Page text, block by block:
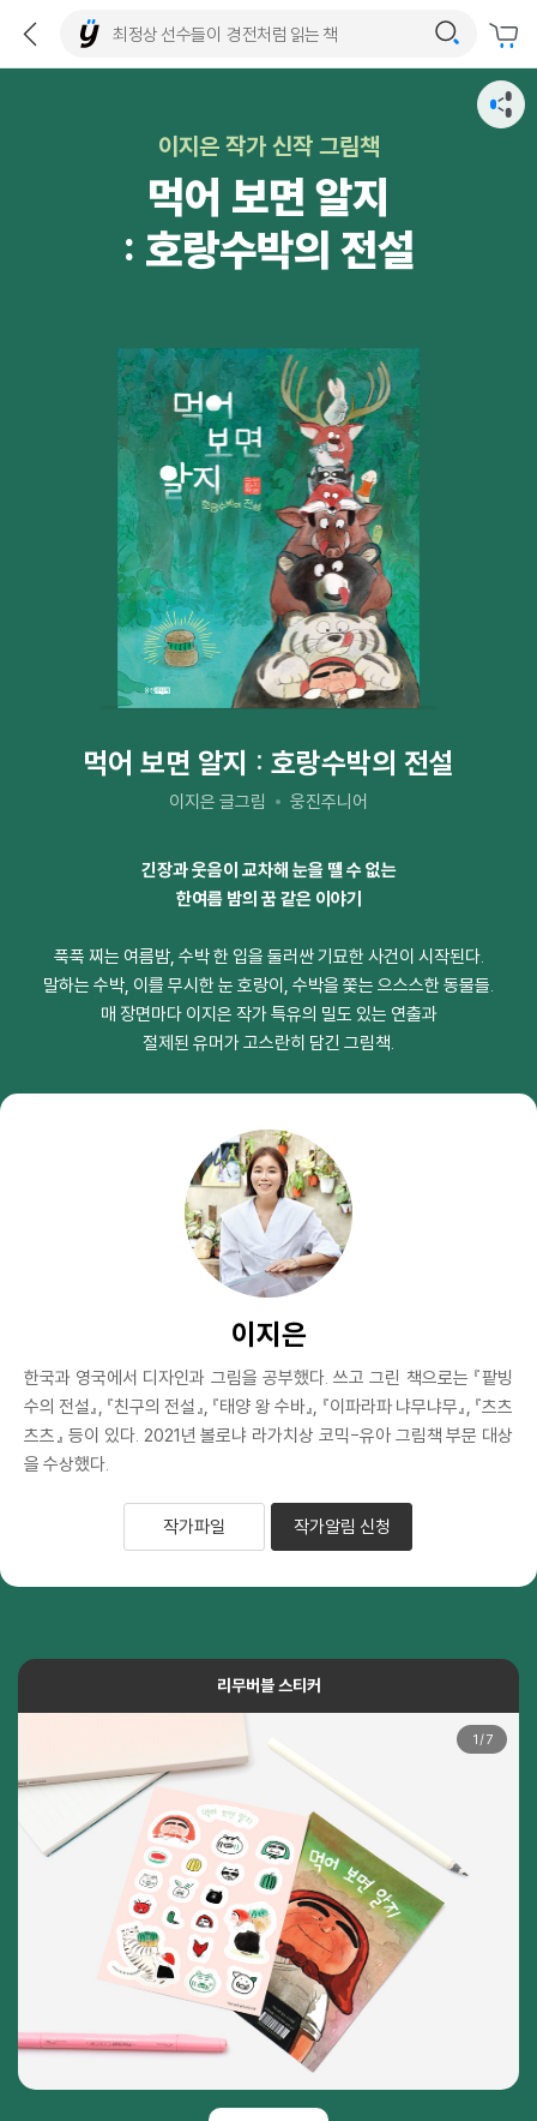
이지은 작가 신작 그림책
먹어 보면 알지
: 호랑수박의 전설
먹어 보면 알지 : 호랑수박의 전설
이지은 글그림 웅진주니어
긴장과 웃음이 교차해 눈을 뗄 수 없는
한여름 밤의 꿈 같은 이야기
푹푹 찌는 여름밤, 수박 한 입을 둘러싼 기묘한 사건이 시작된다.
말하는 수박, 이를 무시한 눈 호랑이, 수박을 쫓는 으스스한 동물들.
매 장면마다 이지은 작가 특유의 밀도 있는 연출과
절제된 유머가 고스란히 담긴 그림책.
이지은
한국과 영국에서 디자인과 그림을 공부했다. 쓰고 그린 책으로는 『팥빙
수의 전설』, 『친구의 전설』, 『태양 왕 수바』, 『이파라파 냐무냐무』, 『츠츠
츠츠』 등이 있다. 2021년 볼로냐 라가치상 코믹-유아 그림책 부문 대상
을 수상했다.
작가파일 작가알림 신청
리무버블 스티커
1 /7